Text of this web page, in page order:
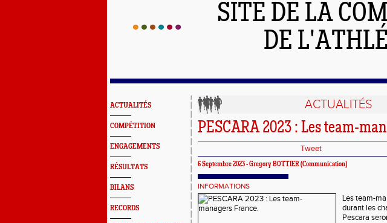
SITE DE LA
DE
ACTUALITÉS
COMPÉTITION
ENGAGEMENTS
RÉSULTATS
BILANS
RECORDS
ACTUALITÉS
PESCARA 2023 : Les team-
Tweet
6 Septembre 2023 -Gregory BOTTIER(Communication)
INFORMATIONS
Les team-
durant les
Pescara